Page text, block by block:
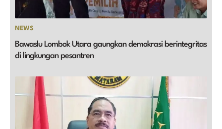
NEWS
Bawaslu Lombok Utara gaungkan demokrasi berintegritas
di lingkungan pesantren